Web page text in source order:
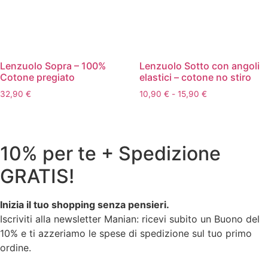
Lenzuolo Sopra – 100%
Cotone pregiato
32,90 €
Lenzuolo Sotto con angoli
elastici – cotone no stiro
10,90 € - 15,90 €Fascia
a
10% per te + Spedizione
GRATIS!
Inizia il tuo shopping senza pensieri.
Iscriviti alla newsletter Manian: ricevi subito un Buono del
10% e ti azzeriamo le spese di spedizione sul tuo primo
ordine.